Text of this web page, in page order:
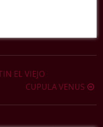
EL VIEJO
CUPULA VENUS